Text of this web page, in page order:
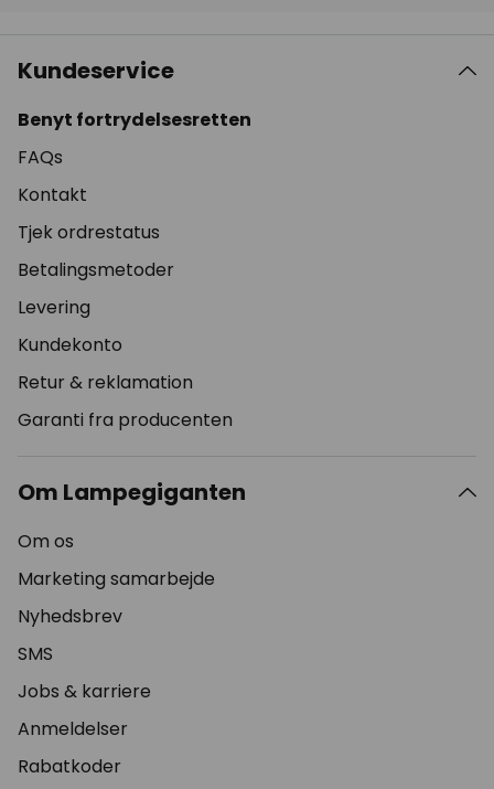
Kundeservice
Benyt fortrydelsesretten
FAQs
Kontakt
Tjek ordrestatus
Betalingsmetoder
Levering
Kundekonto
Retur & reklamation
Garanti fra producenten
Om Lampegiganten
Om os
Marketing samarbejde
Nyhedsbrev
SMS
Jobs & karriere
Anmeldelser
Rabatkoder